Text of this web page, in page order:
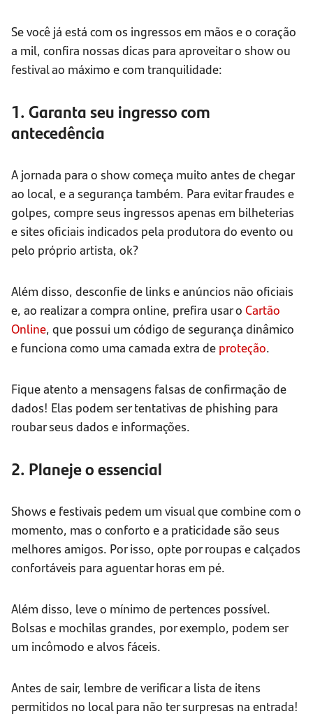
Se você já está com os ingressos em mãos e o coração
a mil, confira nossas dicas para aproveitar o show ou
festival ao máximo e com tranquilidade:
1. Garanta seu ingresso com
antecedência
A jornada para o show começa muito antes de chegar
ao local, e a segurança também. Para evitar fraudes e
golpes, compre seus ingressos apenas em bilheterias
e sites oficiais indicados pela produtora do evento ou
pelo próprio artista, ok?
Além disso, desconfie de links e anúncios não oficiais
e, ao realizar a compra online, prefira usar o Cartão
Online, que possui um código de segurança dinâmico
e funciona como uma camada extra de proteção.
Fique atento a mensagens falsas de confirmação de
dados! Elas podem ser tentativas de phishing para
roubar seus dados e informações.
2. Planeje o essencial
Shows e festivais pedem um visual que combine com o
momento, mas o conforto e a praticidade são seus
melhores amigos. Por isso, opte por roupas e calçados
confortáveis para aguentar horas em pé.
Além disso, leve o mínimo de pertences possível.
Bolsas e mochilas grandes, por exemplo, podem ser
um incômodo e alvos fáceis.
Antes de sair, lembre de verificar a lista de itens
permitidos no local para não ter surpresas na entrada!